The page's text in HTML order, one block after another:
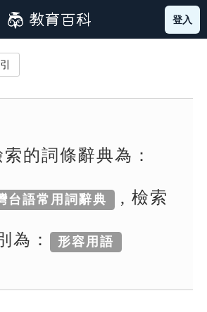
登入
的詞條辭典為：
台語常用詞辭典 , 檢索
為： 形容用語